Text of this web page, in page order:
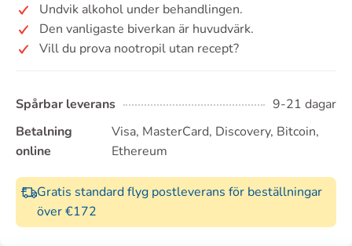
Undvik alkohol under behandlingen.
Den vanligaste biverkan är huvudvärk.
Vill du prova nootropil utan recept?
Spårbar leverans
9-21 dagar
Betalning
online
Visa, MasterCard, Discovery, Bitcoin,
Ethereum
Gratis standard flyg postleverans för beställningar
över €172